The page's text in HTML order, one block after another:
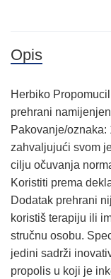
Opis
Herbiko
prehrani
Pakovanje/
zahvaljujući svom
cilju očuvanja
Koristiti prema
Dodatak prehrani
koristiš terapiju ili
stručnu osobu.
jedini sadrži
propolis u koji je